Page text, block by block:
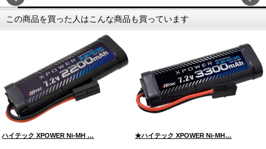
この商品を買った人はこんな商品も買っています
ハイテック XPOWER Ni-MH … ★ハイテック XPOWER Ni-MH…